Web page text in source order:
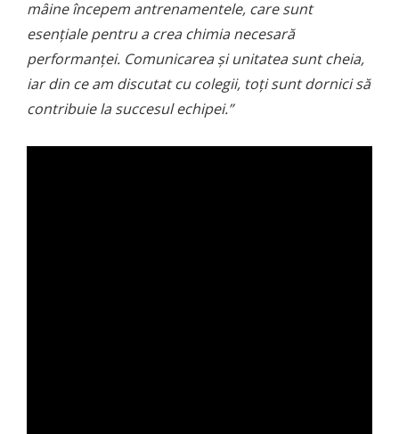
mâine începem antrenamentele, care sunt
esențiale pentru a crea chimia necesară
performanței. Comunicarea și unitatea sunt cheia,
iar din ce am discutat cu colegii, toți sunt dornici să
contribuie la succesul echipei.”